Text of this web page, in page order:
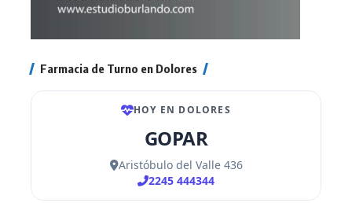
Farmacia de Turno en Dolores